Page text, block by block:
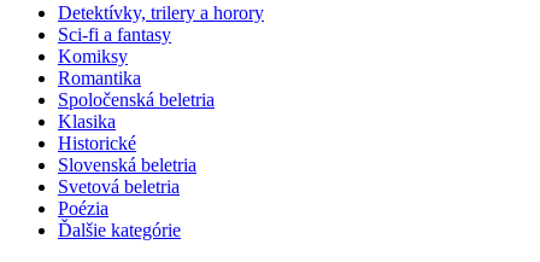
Detektívky, trilery a horory
Sci-fi a fantasy
Komiksy
Romantika
Spoločenská beletria
Klasika
Historické
Slovenská beletria
Svetová beletria
Poézia
Ďalšie kategórie